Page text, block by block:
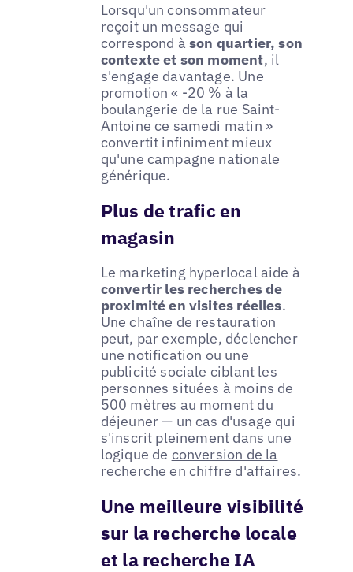
Lorsqu'un consommateur
reçoit un message qui
correspond à son quartier, son
contexte et son moment, il
s'engage davantage. Une
promotion « -20 % à la
boulangerie de la rue Saint-
Antoine ce samedi matin »
convertit infiniment mieux
qu'une campagne nationale
générique.
Plus de trafic en
magasin
Le marketing hyperlocal aide à
convertir les recherches de
proximité en visites réelles.
Une chaîne de restauration
peut, par exemple, déclencher
une notification ou une
publicité sociale ciblant les
personnes situées à moins de
500 mètres au moment du
déjeuner — un cas d'usage qui
s'inscrit pleinement dans une
logique de conversion de la
recherche en chiffre d'affaires.
Une meilleure visibilité
sur la recherche locale
et la recherche IA